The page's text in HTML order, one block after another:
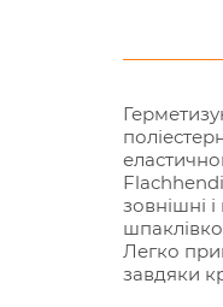
зовнішні
Легко
завдяки